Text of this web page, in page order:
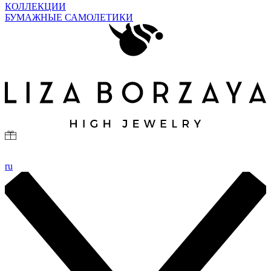
КОЛЛЕКЦИИ
БУМАЖНЫЕ САМОЛЕТИКИ
ru